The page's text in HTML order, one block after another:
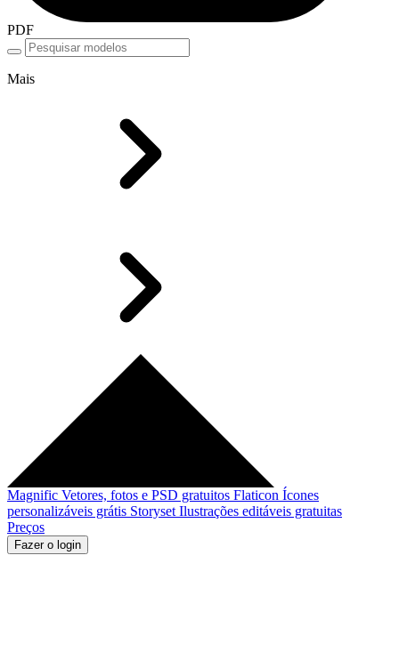
PDF
Mais
Magnific Vetores, fotos e PSD gratuitos Flaticon Ícones
personalizáveis grátis Storyset Ilustrações editáveis gratuitas
Preços
Fazer o login